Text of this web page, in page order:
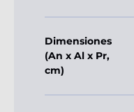
Dimensiones
(An x Al x Pr,
cm)